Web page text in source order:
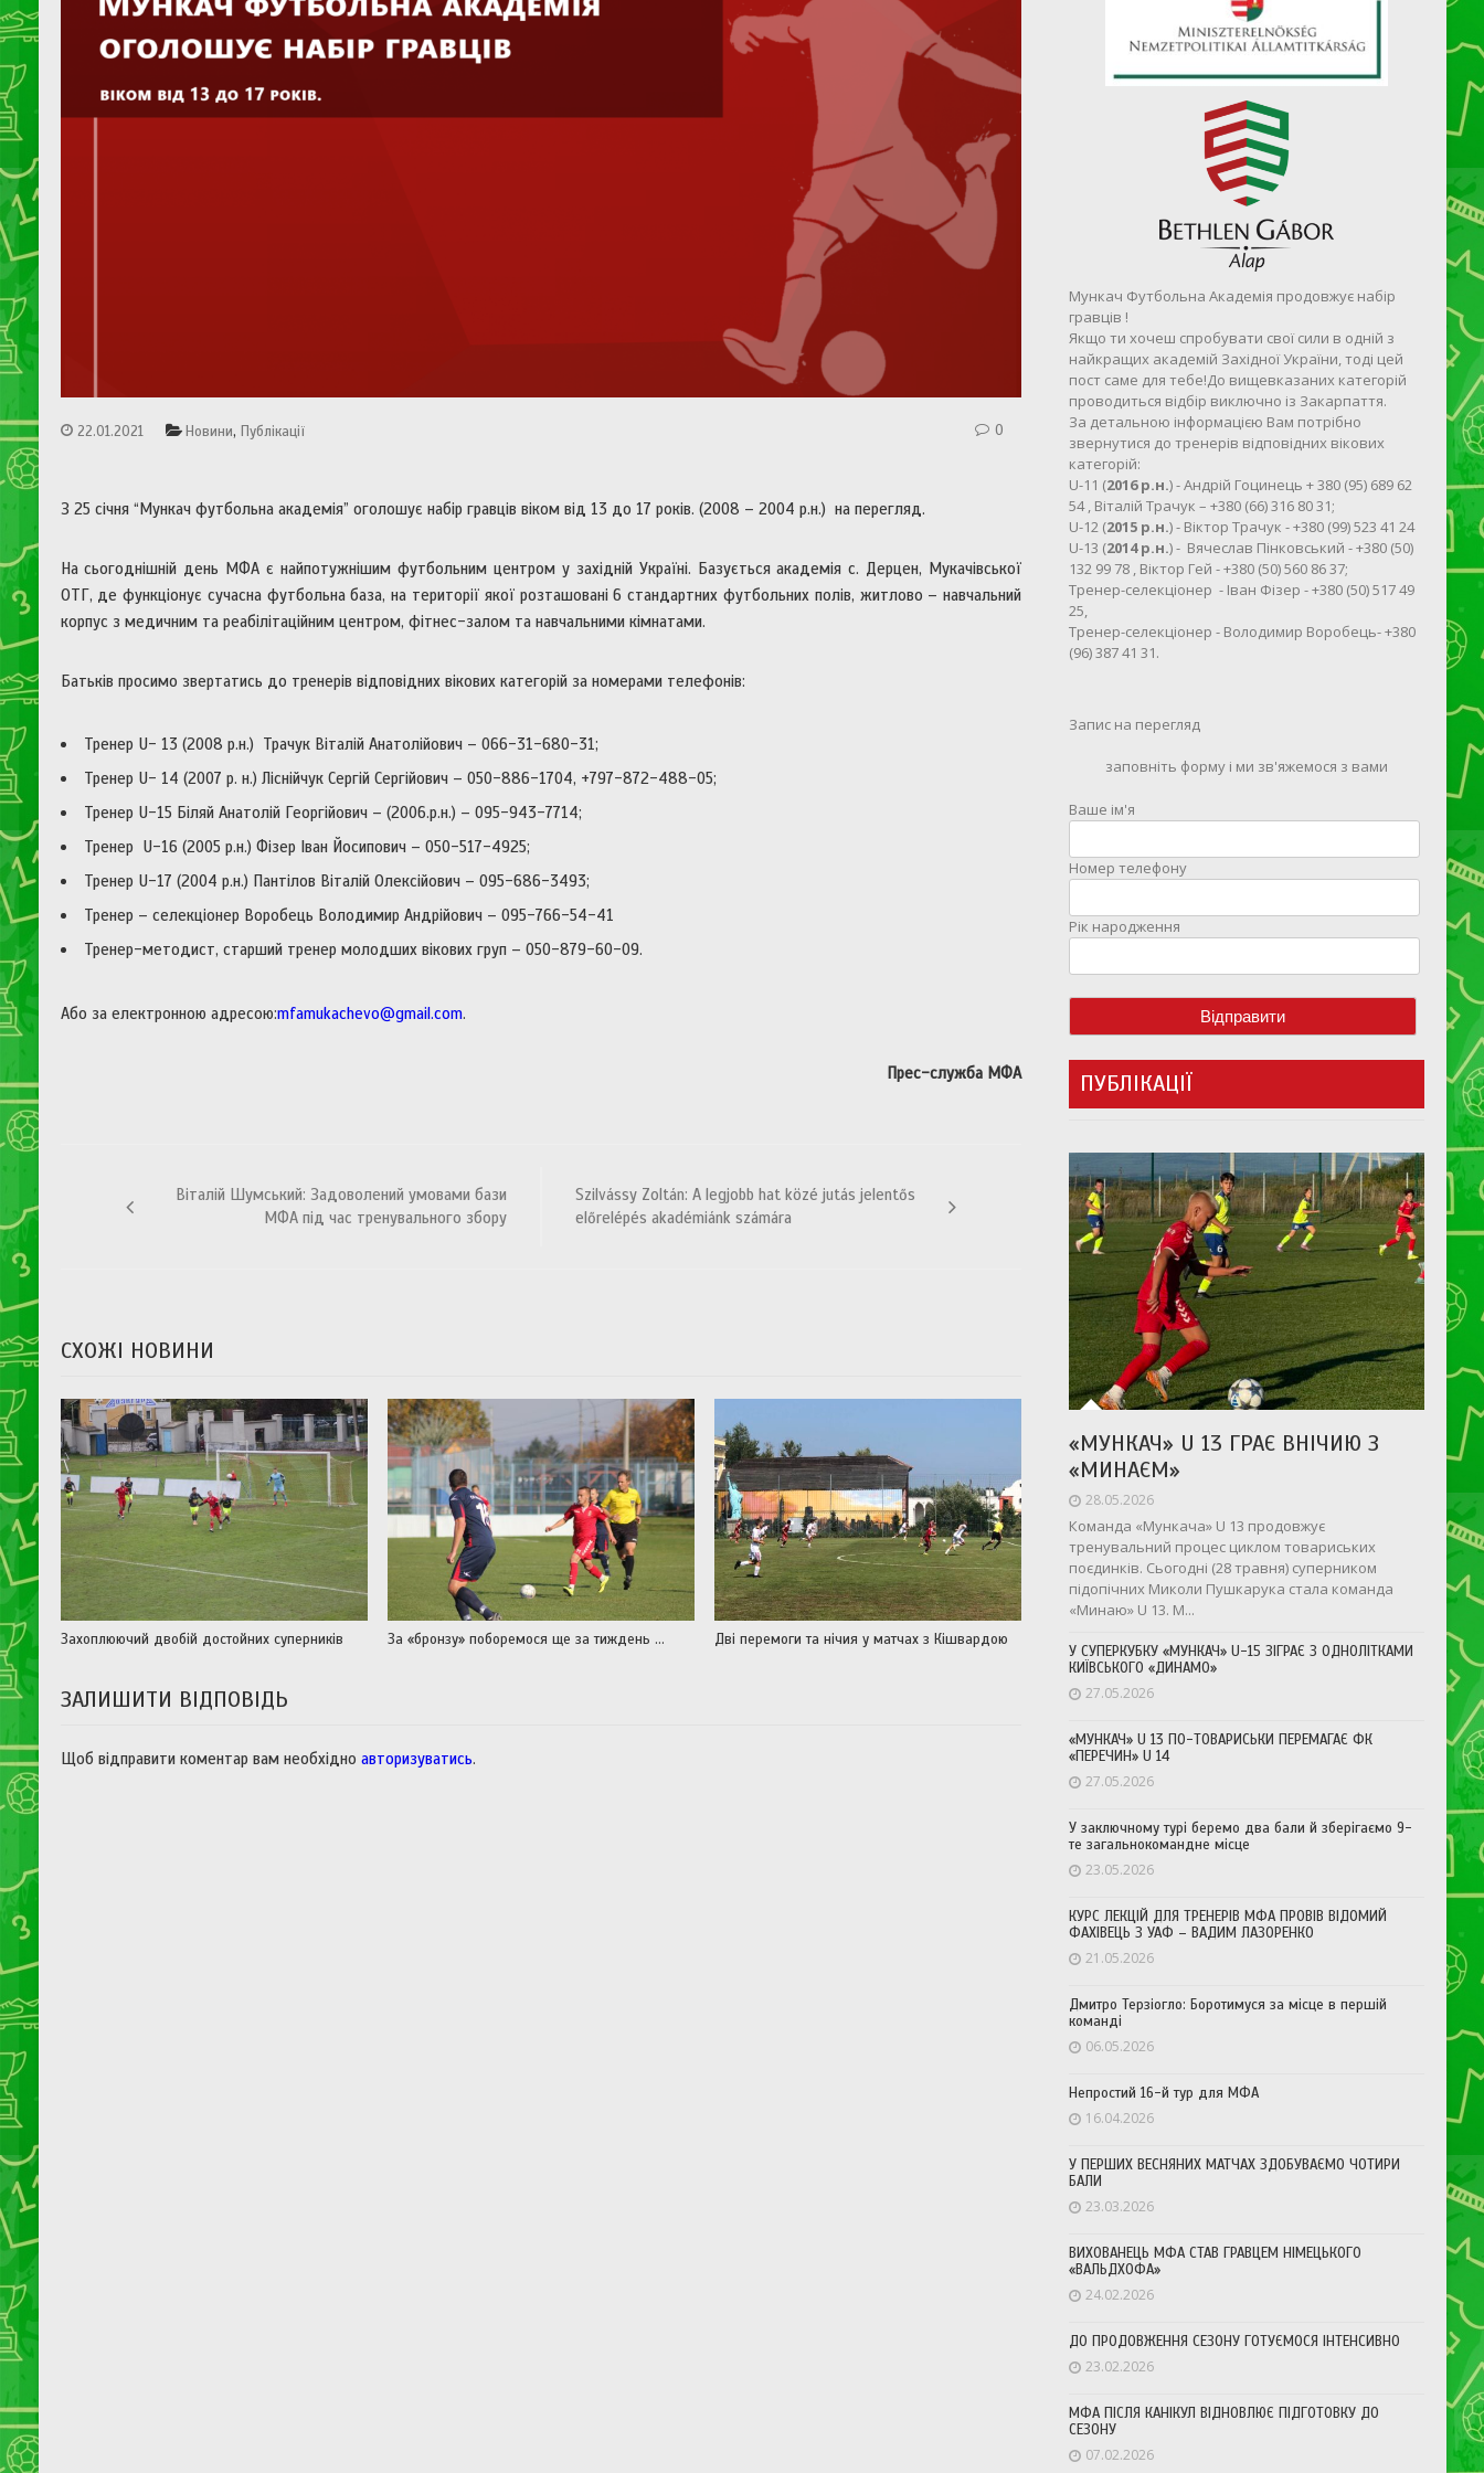
22.01.2021 Новини, Публікації 0
З 25 січня “Мункач футбольна академія” оголошує набір гравців віком від 13 до 17 років. (2008 – 2004 р.н.) на перегляд.
На сьогоднішній день МФА є найпотужнішим футбольним центром у західній Україні. Базується академія с. Дерцен, Мукачівської
ОТГ, де функціонує сучасна футбольна база, на території якої розташовані 6 стандартних футбольних полів, житлово – навчальний
корпус з медичним та реабілітаційним центром, фітнес-залом та навчальними кімнатами.
Батьків просимо звертатись до тренерів відповідних вікових категорій за номерами телефонів:
Тренер U- 13 (2008 р.н.) Трачук Віталій Анатолійович – 066-31-680-31;
Тренер U- 14 (2007 р. н.) Ліснійчук Сергій Сергійович – 050-886-1704, +797-872-488-05;
Тренер U-15 Біляй Анатолій Георгійович – (2006.р.н.) – 095-943-7714;
Тренер U-16 (2005 р.н.) Фізер Іван Йосипович – 050-517-4925;
Тренер U-17 (2004 р.н.) Пантілов Віталій Олексійович – 095-686-3493;
Тренер – селекціонер Воробець Володимир Андрійович – 095-766-54-41
Тренер-методист, старший тренер молодших вікових груп – 050-879-60-09.
Або за електронною адресою:mfamukachevo@gmail.com.
Прес-служба МФА
записівВіталій Шумський: Задоволений умовами бази
МФА під час тренувального збору
Szilvássy Zoltán: A legjobb hat közé jutás jelentős
előrelépés akadémiánk számára
СХОЖІ НОВИНИ
Захоплюючий двобій достойних суперників За «бронзу» поборемося ще за тиждень … Дві перемоги та нічия у матчах з Кішвардою
ЗАЛИШИТИ ВІДПОВІДЬ
Щоб відправити коментар вам необхідно авторизуватись.
Мункач Футбольна Академія продовжує набір
гравців !
Якщо ти хочеш спробувати свої сили в одній з
найкращих академій Західної України, тоді цей
пост саме для тебе!До вищевказаних категорій
проводиться відбір виключно із Закарпаття.
За детальною інформацією Вам потрібно
звернутися до тренерів відповідних вікових
категорій:
U-11 (2016 р.н.) - Андрій Гоцинець + 380 (95) 689 62
54 , Віталій Трачук – +380 (66) 316 80 31;
U-12 (2015 р.н.) - Віктор Трачук - +380 (99) 523 41 24
U-13 (2014 р.н.) - Вячеслав Пінковський - +380 (50)
132 99 78 , Віктор Гей - +380 (50) 560 86 37;
Тренер-селекціонер - Іван Фізер - +380 (50) 517 49
25,
Тренер-селекціонер - Володимир Воробець- +380
(96) 387 41 31.
Запис на перегляд
заповніть форму і ми зв'яжемося з вами
Ваше ім'я
Номер телефону
Рік народження
ПУБЛІКАЦІЇ
«МУНКАЧ» U 13 ГРАЄ ВНІЧИЮ З
«МИНАЄМ»
28.05.2026
Команда «Мункача» U 13 продовжує
тренувальний процес циклом товариських
поєдинків. Сьогодні (28 травня) суперником
підопічних Миколи Пушкарука стала команда
«Минаю» U 13. М...
У СУПЕРКУБКУ «МУНКАЧ» U-15 ЗІГРАЄ З ОДНОЛІТКАМИ
КИЇВСЬКОГО «ДИНАМО»
27.05.2026
«МУНКАЧ» U 13 ПО-ТОВАРИСЬКИ ПЕРЕМАГАЄ ФК
«ПЕРЕЧИН» U 14
27.05.2026
У заключному турі беремо два бали й зберігаємо 9-
те загальнокомандне місце
23.05.2026
КУРС ЛЕКЦІЙ ДЛЯ ТРЕНЕРІВ МФА ПРОВІВ ВІДОМИЙ
ФАХІВЕЦЬ З УАФ – ВАДИМ ЛАЗОРЕНКО
21.05.2026
Дмитро Терзіогло: Боротимуся за місце в першій
команді
06.05.2026
Непростий 16-й тур для МФА
16.04.2026
У ПЕРШИХ ВЕСНЯНИХ МАТЧАХ ЗДОБУВАЄМО ЧОТИРИ
БАЛИ
23.03.2026
ВИХОВАНЕЦЬ МФА СТАВ ГРАВЦЕМ НІМЕЦЬКОГО
«ВАЛЬДХОФА»
24.02.2026
ДО ПРОДОВЖЕННЯ СЕЗОНУ ГОТУЄМОСЯ ІНТЕНСИВНО
23.02.2026
МФА ПІСЛЯ КАНІКУЛ ВІДНОВЛЮЄ ПІДГОТОВКУ ДО
СЕЗОНУ
07.02.2026